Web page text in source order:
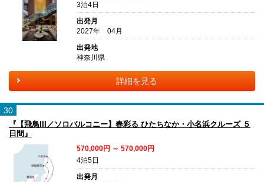
3泊4日
出発月
2027年 04月
出発地
神奈川県
詳細を見る
30
『【飛鳥III／ソロバルコニー】春彩る ひたちなか・小名浜クルーズ ５
日間』
570,000円 ～ 570,000円
4泊5日
出発月